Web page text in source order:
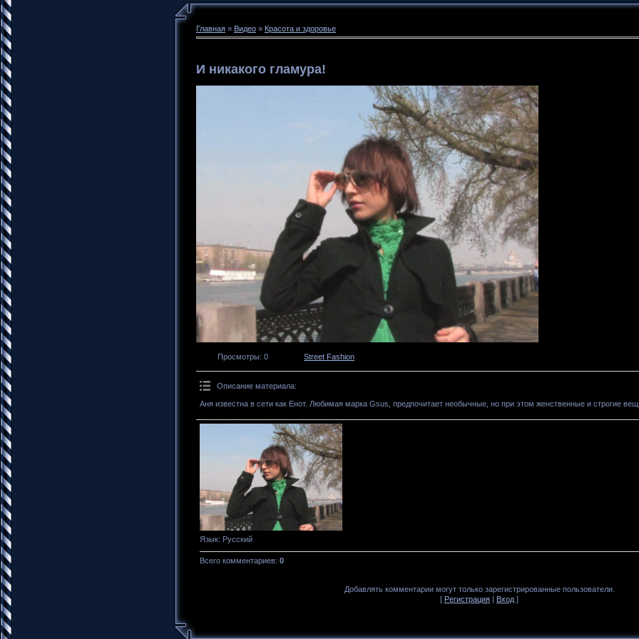
Главная » Видео » Красота и здоровье
И никакого гламура!
Просмотры: 0 Street Fashion
Описание материала:
Аня известна в сети как Енот. Любимая марка Gsus, предпочитает необычные, но при этом женственные и строгие
Язык: Русский
Всего комментариев: 0
Добавлять комментарии могут только зарегистрированные пользователи.
[ Регистрация | Вход ]